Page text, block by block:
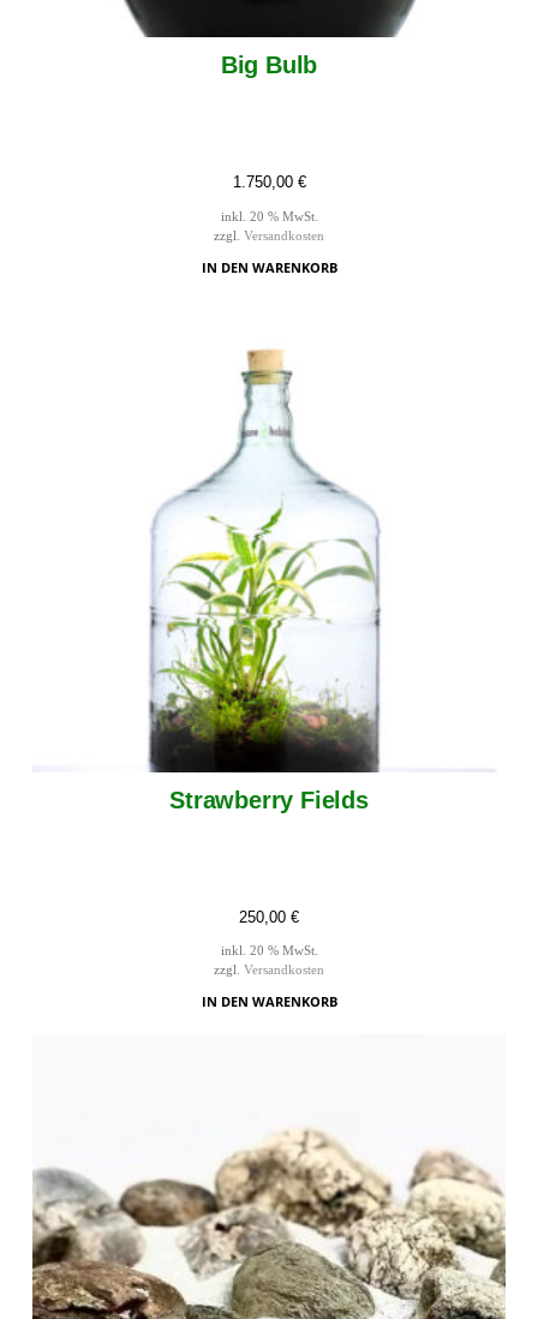
Big Bulb
1.750,00 €
inkl. 20 % MwSt.
zzgl. Versandkosten
IN DEN WARENKORB
Strawberry Fields
250,00 €
inkl. 20 % MwSt.
zzgl. Versandkosten
IN DEN WARENKORB